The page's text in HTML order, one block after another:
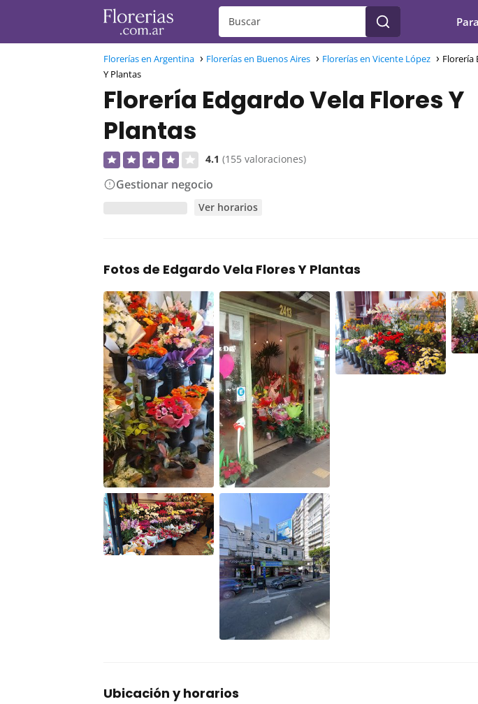
Florerías en Argentina Florerías en Buenos Aires Florerías en Vicente López
Florería
Y Plantas
Florería Edgardo Vela Flores Y
Plantas
4.1 (155 valoraciones)
Gestionar negocio
Ver horarios
Fotos de Edgardo Vela Flores Y Plantas
Ubicación y horarios